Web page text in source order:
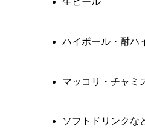
ハイボール・酎ハ
マッコリ・チャミ
ソフトドリンクな